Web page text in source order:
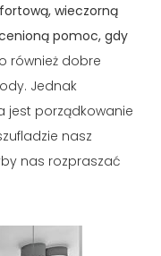
wieczorną
pomoc, gdy
również dobre
Jednak
jest porządkowanie
nasz
nas rozpraszać